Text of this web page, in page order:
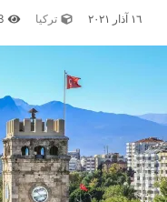
١٦ آذار ٢٠٢١ تركيا